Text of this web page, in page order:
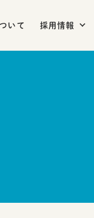
いて 採用情報